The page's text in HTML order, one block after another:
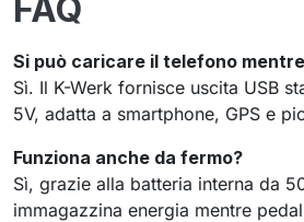
FAQ
Si può caricare il telefono
Sì. Il K-Werk fornisce uscita USB
5V, adatta a smartphone, GPS e
Funziona anche da fermo?
Sì, grazie alla batteria interna da
immagazzina energia mentre